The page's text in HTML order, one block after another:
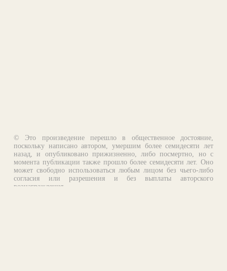
© Это произведение перешло в общественное достояние,
поскольку написано автором, умершим более семидесяти лет
назад, и опубликовано прижизненно, либо посмертно, но с
момента публикации также прошло более семидесяти лет. Оно
может свободно использоваться любым лицом без чьего-либо
согласия или разрешения и без выплаты авторского
вознаграждения.